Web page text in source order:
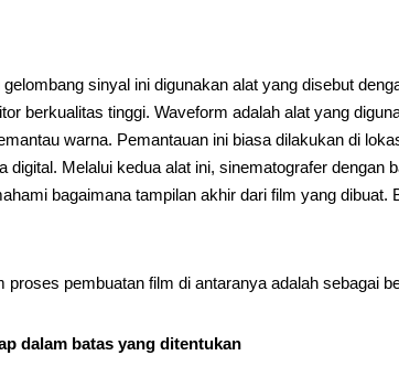
sinyal ini digunakan alat yang disebut
berkualitas tinggi. Waveform adalah alat yang
warna. Pemantauan ini biasa dilakukan di
digital. Melalui kedua alat ini, sinematografer dengan
bagaimana tampilan akhir dari film yang dibuat.
proses pembuatan film di antaranya adalah sebagai
dalam batas yang ditentukan